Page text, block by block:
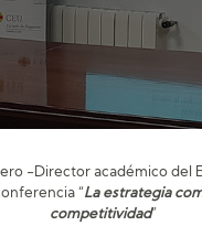
-Director académico del
“La estrategia
competitividad”